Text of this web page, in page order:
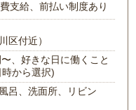
費支給、前払い制度あり
区付近）
、好きな日に働くこと
から選択)
呂、洗面所、リビン